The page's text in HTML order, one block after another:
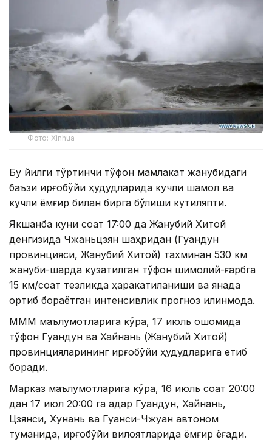
Фото: Xinhua
Бу йилги тўртинчи тўфон мамлакат жанубидаги
баъзи қирғоқбўйи ҳудудларида кучли шамол ва
кучли ёмғир билан бирга бўлиши кутиляпти.
Якшанба куни соат 17:00 да Жанубий Хитой
денгизида Чжаньцзян шаҳридан (Гуандун
провинцияси, Жанубий Хитой) тахминан 530 км
жануби-шарқда кузатилган тўфон шимолий-ғарбга
15 км/соат тезликда ҳаракатиланиши ва янада
ортиб бораётган интенсивлик прогноз қилинмоқда.
МММ маълумотларига кўра, 17 июль оқшомида
тўфон Гуандун ва Хайнань (Жанубий Хитой)
провинцияларининг қирғоқбўйи ҳудудларига етиб
боради.
Марказ маълумотларига кўра, 16 июль соат 20:00
дан 17 июл 20:00 га қадар Гуандун, Хайнань,
Цзянси, Хунань ва Гуанси-Чжуан автоном
туманида, қирғоқбўйи вилоятларида ёмғир ёғади.